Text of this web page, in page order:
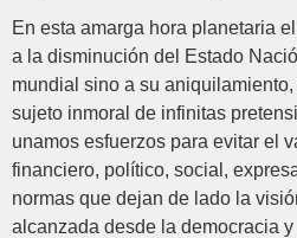
En esta amarga hora planetaria
a la disminución del Estado
mundial sino a su
sujeto inmoral de infinitas
unamos esfuerzos para evitar el
financiero, político, social,
normas que dejan de lado la
alcanzada desde la democracia